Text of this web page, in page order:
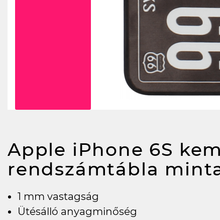
Apple iPhone 6S
rendszámtábla
1 mm vastagság
Ütésálló anyagminőség